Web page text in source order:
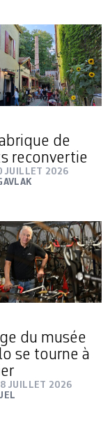
de
reconvertie
JUILLET 2026
du musée
se tourne à
JUILLET 2026